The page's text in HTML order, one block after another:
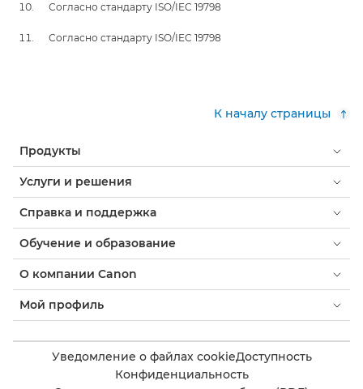
Согласно стандарту ISO/IEC 19798
Согласно стандарту ISO/IEC 19798
К началу страницы
Продукты
Услуги и решения
Справка и поддержка
Обучение и образование
О компании Canon
Мой профиль
Уведомление о файлах cookieДоступность
Конфиденциальность